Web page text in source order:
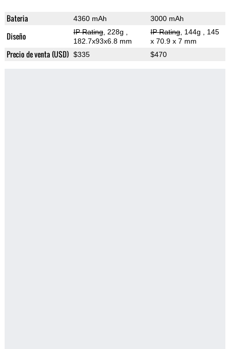
Bateria 4360 mAh 3000 mAh
Diseño IP Rating, 228g
182.7x93x6.8 mm
IP Rating, 144g
, 145
x 70.9 x 7 mm
Precio de venta (USD) $335 $470